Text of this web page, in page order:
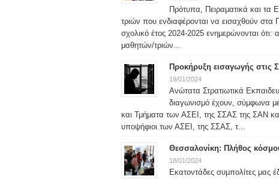
Πρότυπα, Πειραματικά και τα
τριών που ενδιαφέρονται να εισαχθούν στα
σχολικό έτος 2024-2025 ενημερώνονται
μαθητών/τριών...
Προκήρυξη εισαγωγής στις
19/01/2024
Ανώτατα Στρατιωτικά
διαγωνισμό έχουν, σύμφωνα
και Τμήματα των ΑΣΕΙ, της ΣΣΑΣ της ΣΑΝ
υποψήφιοι των ΑΣΕΙ, της ΣΣΑΣ, τ...
Θεσσαλονίκη: Πλήθος
18/01/2024
Εκατοντάδες συμπολίτες μας